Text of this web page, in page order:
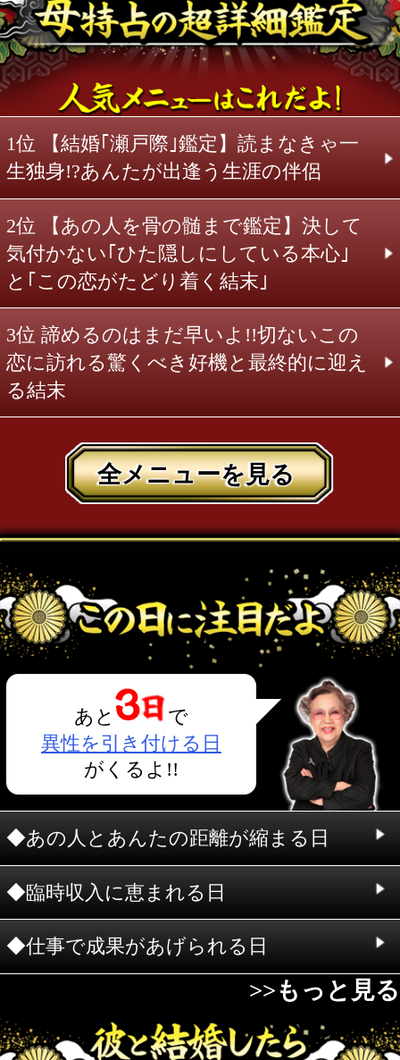
>>もっと見る
無二の親友
燃えるような恋の相手
あなたを惑わす人
今この時期の運命と開運
アドバイスや気になるあ
の人との仲良し日・危険
今私に結婚のﾁｬﾝｽは近づいている?
今､私に恋している人はいる?
今､あの人は私のことをどう思ってい
で…
あと
!!
で…
あと !!